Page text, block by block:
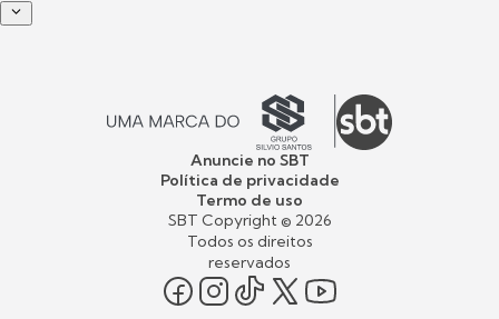
Anuncie no SBT
Política de privacidade
Termo de uso
SBT Copyright © 2026
Todos os direitos
reservados